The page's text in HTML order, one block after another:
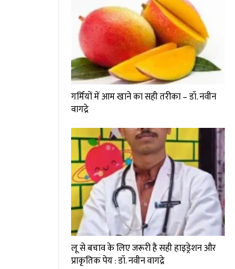
गर्मियों में आम खाने का सही तरीका – डॉ. नवीन
वागद्रे
लू से बचाव के लिए जरूरी है सही हाइड्रेशन और
प्राकृतिक पेय : डॉ. नवीन वागद्रे